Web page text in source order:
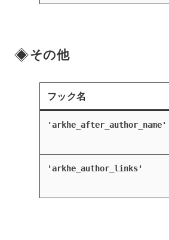
その他
フック名
'arkhe_after_author_name'
'arkhe_author_links'